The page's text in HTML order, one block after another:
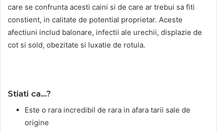
care se confrunta acesti caini si de care ar trebui sa fiti
constient, in calitate de potential proprietar. Aceste
afectiuni includ balonare, infectii ale urechii, displazie de
cot si sold, obezitate si luxatie de rotula.
Stiati ca…?
Este o rara incredibil de rara in afara tarii sale de
origine